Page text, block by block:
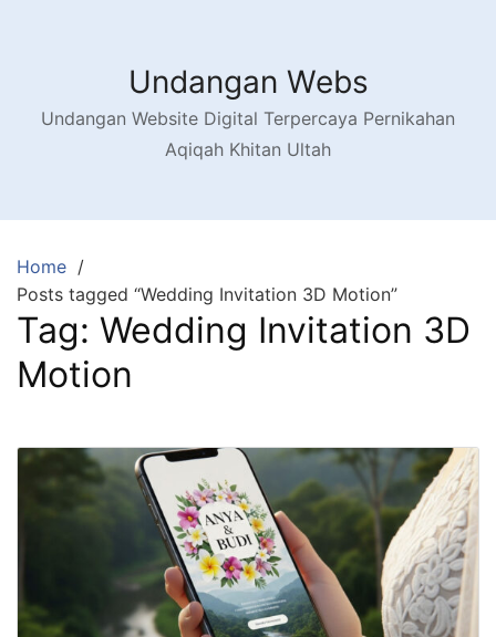
Undangan Webs
Undangan Website Digital Terpercaya Pernikahan
Aqiqah Khitan Ultah
Home
Posts tagged “Wedding Invitation 3D Motion”
Tag: Wedding Invitation 3D
Motion